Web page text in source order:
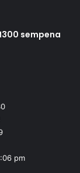
sempena
pm